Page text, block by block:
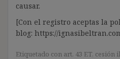
causar.
[Con el registro aceptas la
blog: https://
Etiquetado con art. 43 ET, cesión